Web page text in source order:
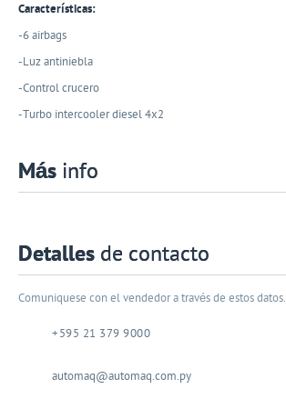
Características:
-6 airbags
-Luz antiniebla
-Control crucero
-Turbo intercooler diesel 4x2
Más info
Detalles de contacto
Comuniquese con el vendedor a través de estos datos.
+595 21 379 9000
automaq@automaq.com.py